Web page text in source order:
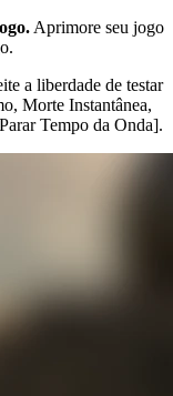
Aprimore seu jogo
a liberdade de testar
Morte Instantânea,
Tempo da Onda].